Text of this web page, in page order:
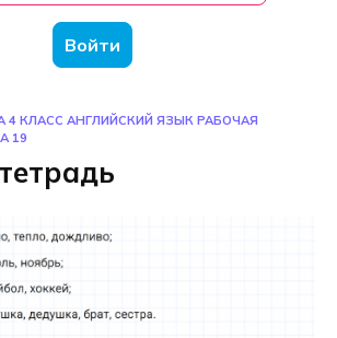
Войти
4 КЛАСС АНГЛИЙСКИЙ ЯЗЫК РАБОЧАЯ
19